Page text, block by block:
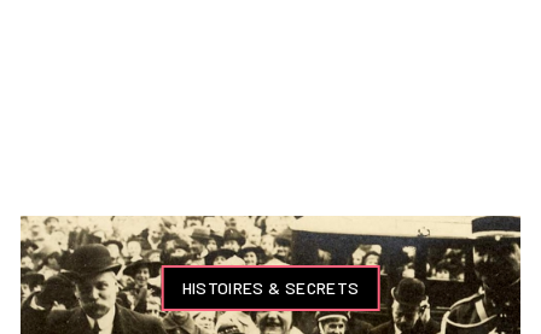
HISTOIRES & SECRETS